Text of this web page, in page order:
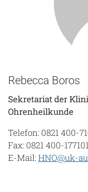
Rebecca Boros
Sekretariat der
Ohrenheilkunde
Telefon: 0821 400-
Fax: 0821 400-
E-Mail:HNO@uk-